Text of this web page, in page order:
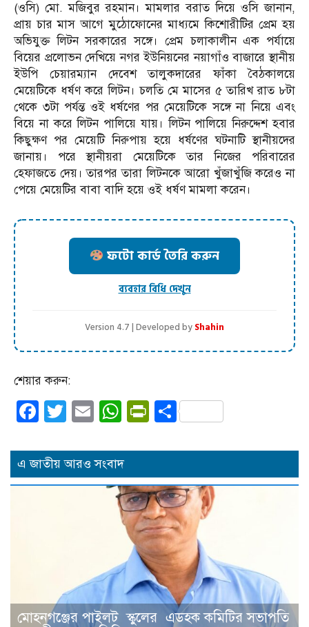
(ওসি) মো. মজিবুর রহমান। মামলার বরাত দিয়ে ওসি জানান,
প্রায় চার মাস আগে মুঠোফোনের মাধ্যমে কিশোরীটির প্রেম হয়
অভিযুক্ত লিটন সরকারের সঙ্গে। প্রেম চলাকালীন এক পর্যায়ে
বিয়ের প্রলোভন দেখিয়ে নগর ইউনিয়নের নয়াগাঁও বাজারে স্থানীয়
ইউপি চেয়ারম্যান দেবেশ তালুকদারের ফাঁকা বৈঠকালয়ে
মেয়েটিকে ধর্ষণ করে লিটন। চলতি মে মাসের ৫ তারিখ রাত ৮টা
থেকে ৩টা পর্যন্ত ওই ধর্ষণের পর মেয়েটিকে সঙ্গে না নিয়ে এবং
বিয়ে না করে লিটন পালিয়ে যায়। লিটন পালিয়ে নিরুদ্দেশ হবার
কিছুক্ষণ পর মেয়েটি নিরুপায় হয়ে ধর্ষণের ঘটনাটি স্থানীয়দের
জানায়। পরে স্থানীয়রা মেয়েটিকে তার নিজের পরিবারের
হেফাজতে দেয়। তারপর তারা লিটনকে আরো খুঁজাখুঁজি করেও না
পেয়ে মেয়েটির বাবা বাদি হয়ে ওই ধর্ষণ মামলা করেন।
ফটো কার্ড তৈরি করুন
ব্যবহার বিধি দেখুন
Version 4.7 | Developed byShahin
শেয়ার করুন:
Facebook
Twitter
EmailWhatsApp
PrintFriendly
Share
এ জাতীয় আরও সংবাদ
মোহনগঞ্জের পাইলট স্কুলের এডহক কমিটির সভাপতি